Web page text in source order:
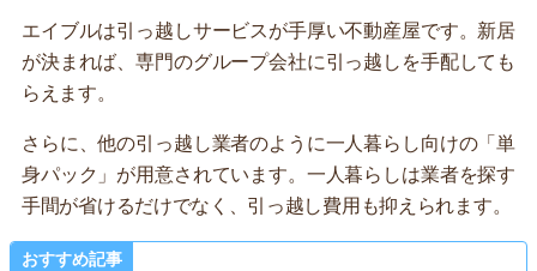
エイブルは引っ越しサービスが手厚い不動産屋です。新居
が決まれば、専門のグループ会社に引っ越しを手配しても
らえます。
さらに、他の引っ越し業者のように一人暮らし向けの「単
身パック」が用意されています。一人暮らしは業者を探す
手間が省けるだけでなく、引っ越し費用も抑えられます。
おすすめ記事